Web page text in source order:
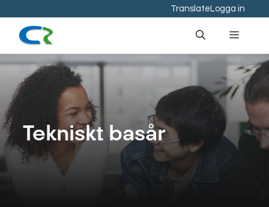
innehåll
Translate Logga in
Meny
Tekniskt basår